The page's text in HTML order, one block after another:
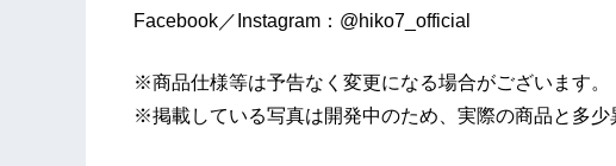
Facebook／Instagram：@hiko7_official
※商品仕様等は予告なく変更になる場合がございます。
※掲載している写真は開発中のため、実際の商品と多少